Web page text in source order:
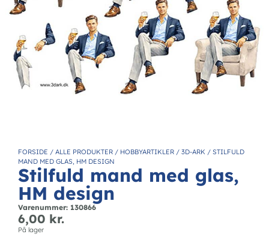
FORSIDE / ALLE PRODUKTER / HOBBYARTIKLER / 3D-ARK / STILFULD
MAND MED GLAS, HM DESIGN
Stilfuld mand med glas,
HM design
Varenummer: 130866
6,00 kr.
På lager